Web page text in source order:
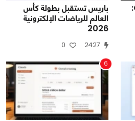
OpenAI تطلق GPT-Live:
باريس تستقبل بطولة كأس
العالم للرياضات الإلكترونية
2026
2427
0
6